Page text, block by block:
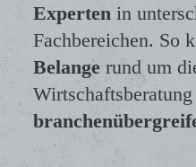
Experten in
Fachbereichen. So
Belange rund um
Wirtschaftsberatung